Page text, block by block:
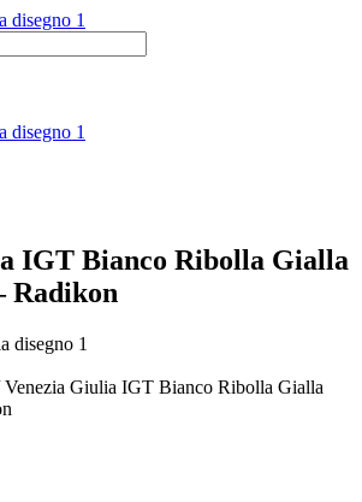
IGT Bianco Ribolla Gialla
Radikon
Venezia Giulia IGT Bianco Ribolla Gialla